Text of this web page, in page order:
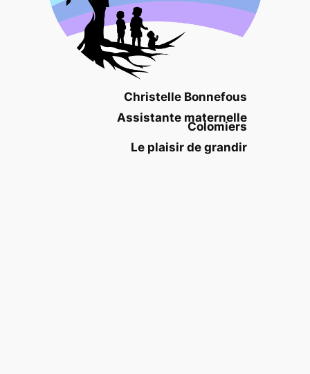
Christelle Bonnefous
Assistante maternelle
Colomiers
Le plaisir de grandir